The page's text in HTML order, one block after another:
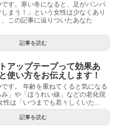
す。寒い冬になると、足がパンパ
まう！」という女性は少なくあり
この記事に辿りついたあなた
記事を読む
アップテープって効果あ
使い方をお伝えします！
す。 年齢を重ねてくると気になる
」や「ほうれい線」などの老化現
性は「いつまでも若々しくいた...
記事を読む